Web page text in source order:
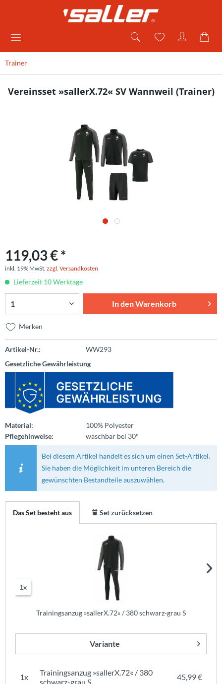
Trainer
Vereinsset »sallerX.72« SV Wannweil (Trainer)
119,03 € *
inkl. 19% MwSt. zzgl. Versandkosten
Lieferzeit 10 Werktage
In denWarenkorb
Merken
Artikel-Nr.:
WW293
Gesetzliche Gewährleistung
Material:
100% Polyester
Pflegehinweise:
waschbar bei 30°
Bei diesem Artikel handelt es sich um einen Set-Artikel.
Sie haben die Möglichkeit im unteren Bereich die
gewünschten Bestandteile auszuwählen.
Das Set besteht aus Set zurücksetzen
1x
Trainingsanzug »sallerX.72« / 380 schwarz-grau S
Variante
1x
Trainingsanzug »sallerX.72« / 380
schwarz-grau S
45,99 €